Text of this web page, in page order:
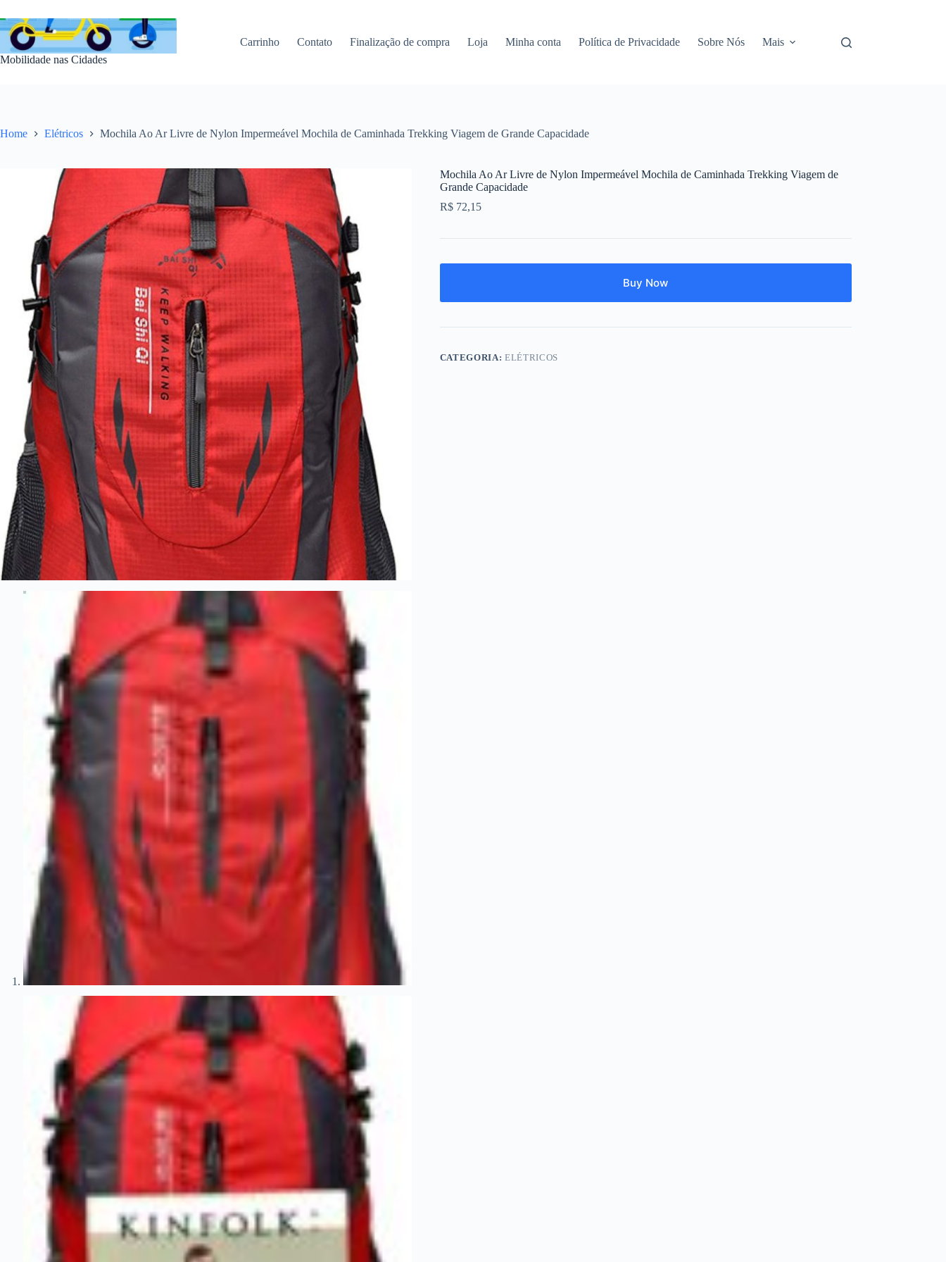
para
o
conteúdo
Mobilidade nas Cidades
Carrinho Contato Finalização de compra Loja Minha conta Política de Privacidade Sobre Nós Mais
Home Elétricos Mochila Ao Ar Livre de Nylon Impermeável Mochila de Caminhada Trekking Viagem de Grande Capacidade
Mochila Ao Ar Livre de Nylon Impermeável Mochila de Caminhada Trekking Viagem de
Grande Capacidade
R$72,15
Buy Now
CATEGORIA: ELÉTRICOS